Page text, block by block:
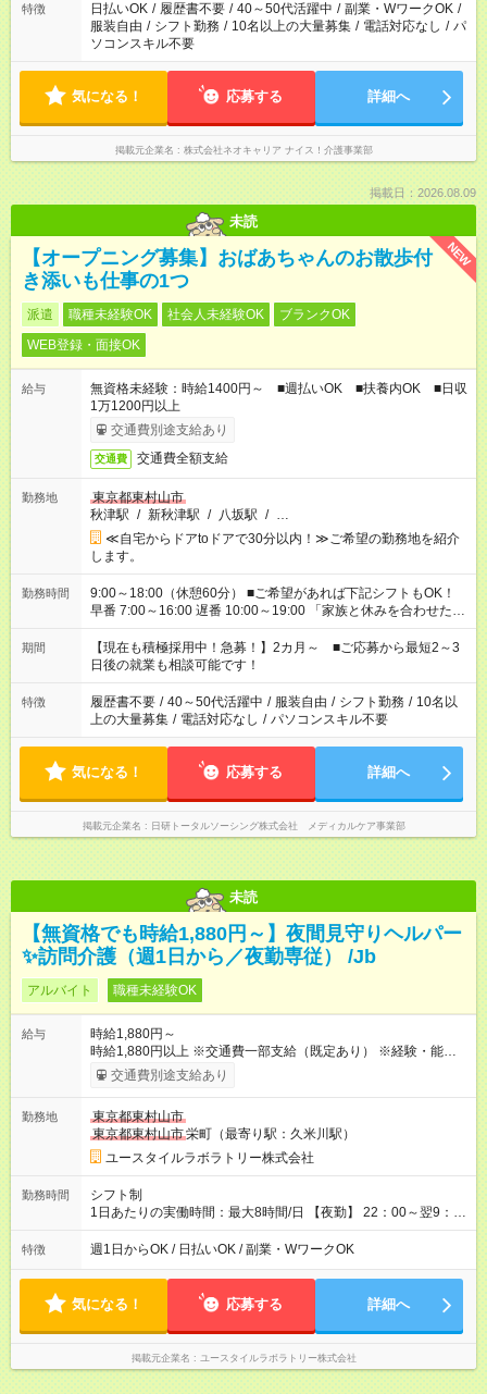
特徴 日払いOK / 履歴書不要 / 40～50代活躍中 / 副業・WワークOK /
服装自由 / シフト勤務 / 10名以上の大量募集 / 電話対応なし / パ
ソコンスキル不要
気になる！ 応募する 詳細へ
掲載元企業名 株式会社ネオキャリア ナイス！介護事業部
掲載日：2026.08.09
未読
NEW
【オープニング募集】おばあちゃんのお散歩付
き添いも仕事の1つ
派遣 職種未経験OK 社会人未経験OK
ブランクOK
WEB登録・面接OK
給与
無資格未経験：時給1400円～ ■週払いOK ■扶養内OK ■日収
1万1200円以上
交通費別途支給あり
交通費 交通費全額支給
勤務地
東京都東村山市
秋津駅 / 新秋津駅 / 八坂駅 / …
≪自宅からドアtoドアで30分以内！≫ご希望の勤務地を紹介
します。
勤務時間
9:00～18:00（休憩60分） ■ご希望があれば下記シフトもOK！
早番 7:00～16:00 遅番 10:00～19:00 「家族と休みを合わせた
い」 「余裕を持って夕飯の準備がしたい」 「できれば残業はし
たくない」 など、ご希望を教えてくださいね。 ※Wワーク希望
の方へ 今ご覧のお仕事で希望する勤務時間と、もう1つのお仕事
の勤務時間。 合計で週40時間を超える場合は応募できません。
期間
【現在も積極採用中！急募！】2カ月～ ■ご応募から最短2～3
日後の就業も相談可能です！
特徴 履歴書不要 / 40～50代活躍中 / 服装自由 / シフト勤務 / 10名以
上の大量募集 / 電話対応なし / パソコンスキル不要
気になる！ 応募する 詳細へ
掲載元企業名 日研トータルソーシング株式会社 メディカルケア事業部
未読
【無資格でも時給1,880円～】夜間見守りヘルパー
✨訪問介護（週1日から／夜勤専従） /Jb
アルバイト 職種未経験OK
給与
時給1,880円～
時給1,880円以上 ※交通費一部支給（既定あり） ※経験・能力を
考慮して決定します 【収入例】 週1回勤務の場合：1,880円×8時
間×4回=6万0,160円 週3回勤務の場合：1,880円×8時間×12回
月 ※ 雇用形態と給与に、本採用時と異なる部分があります。 雇
用形態：本採用時と同じです。 給与：時給 1,660円以上
交通費別途支給あり
勤務地
東京都東村山市
東京都東村山市栄町（最寄り駅：久米川駅）
ユースタイルラボラトリー株式会社
勤務時間
シフト制
1日あたりの実働時間：最大8時間/日 【夜勤】 22：00～翌9：
00 ※週1日～OK ／ 夜勤専従 ＊＊ 勤務時間例 ＊＊ ■22時か
ら翌7時 ■23時から翌8時 ■24時から翌9時 など ※上記の時間
ます。 ※曜日固定（毎週同じ曜日での勤務となります）
特徴 週1日からOK / 日払いOK / 副業・WワークOK
気になる！ 応募する 詳細へ
掲載元企業名 ユースタイルラボラトリー株式会社